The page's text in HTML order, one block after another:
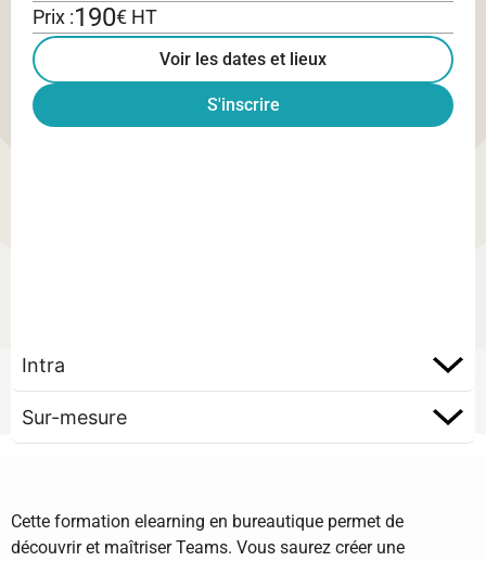
Prix :190€ HT
Voir les dates et lieux
S'inscrire
Intra
Sur-mesure
Cette formation elearning en bureautique permet de
découvrir et maîtriser Teams. Vous saurez créer une